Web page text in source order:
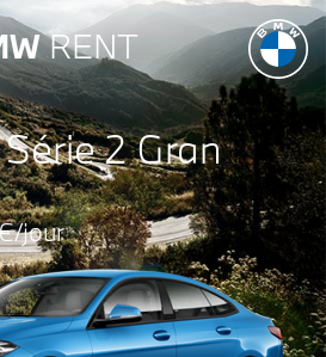
RENT
2 Gran
jour